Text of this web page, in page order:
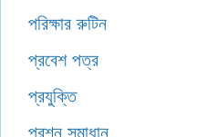
পরিক্ষার রুটিন
প্রবেশ পত্র
প্রযুক্তি
প্রশ্ন সমাধান